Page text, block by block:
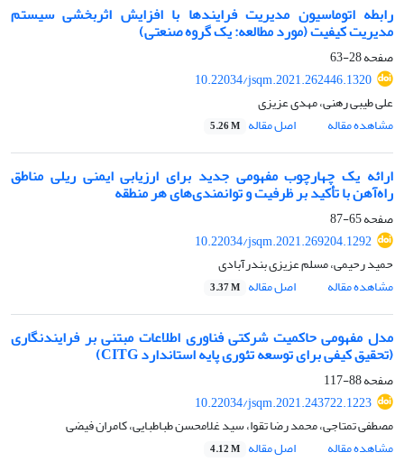
رابطه اتوماسیون مدیریت فرایندها با افزایش اثربخشی سیستم
مدیریت کیفیت (مورد مطالعه: یک گروه صنعتی)
صفحه28-63
10.22034/jsqm.2021.262446.1320
علی طیبی رهنی، مهدی عزیزی
مشاهده مقاله
اصل مقاله 5.26 M
ارائه یک چهارچوب مفهومی جدید برای ارزیابی ایمنی ریلی مناطق
راه‌آهن با تأکید بر ظرفیت و توانمندی‌های هر منطقه
صفحه65-87
10.22034/jsqm.2021.269204.1292
حمید رحیمی، مسلم عزیزی بندرآبادی
مشاهده مقاله
اصل مقاله 3.37 M
مدل مفهومی حاکمیت شرکتی فناوری اطلاعات مبتنی بر فرایندنگاری
(تحقیق کیفی برای توسعه تئوری پایه استاندارد CITG)
صفحه88-117
10.22034/jsqm.2021.243722.1223
مصطفی تمتاجی، محمد رضا تقوا، سید غلامحسن طباطبایی، کامران فیضی
مشاهده مقاله
اصل مقاله 4.12 M